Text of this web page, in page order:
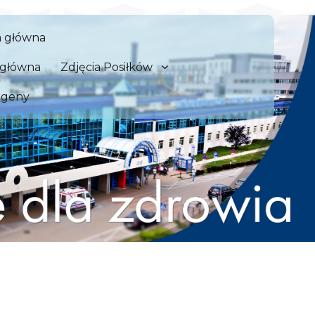
Kliniczny we
zdrowia
główna
Zdjęcia Posiłków